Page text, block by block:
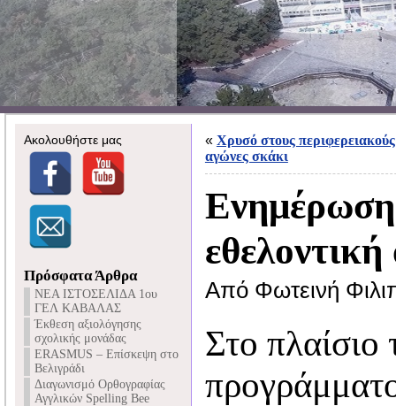
Ακολουθήστε μας
Πρόσφατα Άρθρα
NEA ΙΣΤΟΣΕΛΙΔΑ 1ου
ΓΕΛ ΚΑΒΑΛΑΣ
Έκθεση αξιολόγησης
σχολικής μονάδας
ERASMUS – Επίσκεψη στο
Βελιγράδι
Διαγωνισμό Ορθογραφίας
Αγγλικών Spelling Bee
« Χρυσό στους περιφερειακούς
αγώνες σκάκι
Ενημέρωση
Από Φωτεινή
Στο πλαίσιο